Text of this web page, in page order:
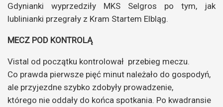
Gdynianki wyprzedziły MKS Selgros po tym, jak
lublinianki przegrały z Kram Startem Elbląg.
MECZ POD KONTROLĄ
Vistal od początku kontrolował przebieg meczu.
Co prawda pierwsze pięć minut należało do gospodyń,
ale przyjezdne szybko zdobyły prowadzenie,
którego nie oddały do końca spotkania. Po kwadransie